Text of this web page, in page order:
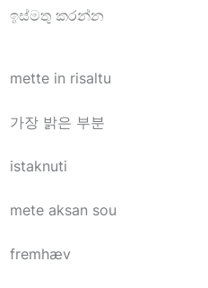
ඉස්මතු කරන්න
mette in risaltu
가장 밝은 부분
istaknuti
mete aksan sou
fremhæv